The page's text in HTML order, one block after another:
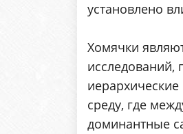
установлено
Хомячки
исследований,
среду, где
доминантные